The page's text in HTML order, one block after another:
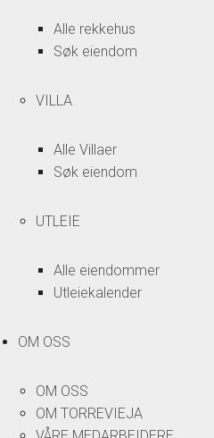
Alle rekkehus
Søk eiendom
VILLA
Alle Villaer
Søk eiendom
UTLEIE
Alle eiendommer
Utleiekalender
OM OSS
OM OSS
OM TORREVIEJA